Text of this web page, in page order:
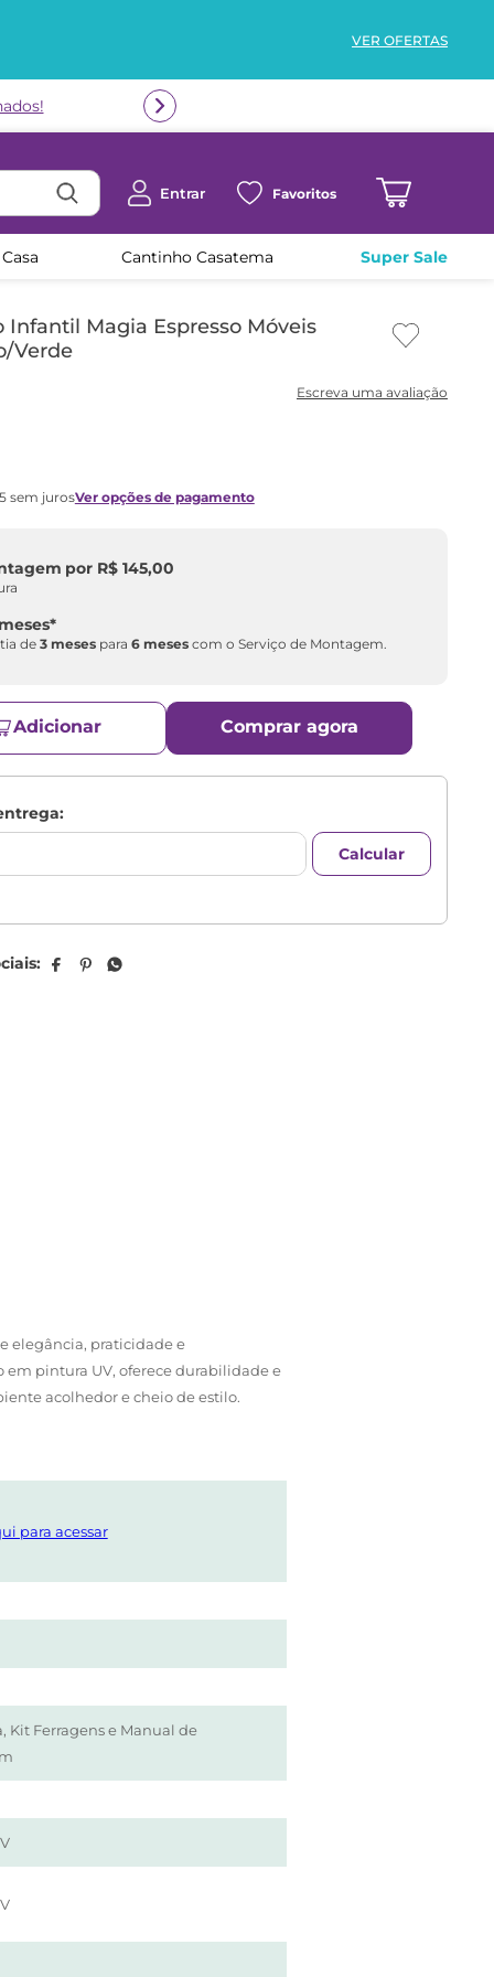
VER OFERTAS
Entrar Favoritos
Cantinho Casatema Super Sale
Infantil Magia Espresso Móveis
Verde
sem jurosVer opções de pagamento
por R$ 145,00
*
de3 meses para6 meses com o Serviço de Montagem.
Adicionar Comprar agora
elegância, praticidade e
pintura UV, oferece durabilidade e
acolhedor e cheio de estilo.
para acessar
Kit Ferragens e Manual de